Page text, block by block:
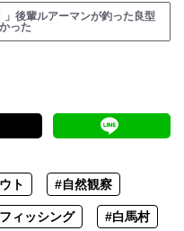
後輩ルアーマンが釣った良型
った
ト #自然観察
ィッシング #白馬村